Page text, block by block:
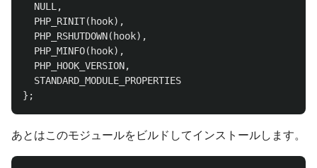
NULL,
PHP_RINIT( hook),
PHP_RSHUTDOWN( hook),
PHP_MINFO( hook),
PHP_HOOK_VERSION,
STANDARD_MODULE_PROPERTIES
};
あとはこのモジュールをビルドしてインストールします。